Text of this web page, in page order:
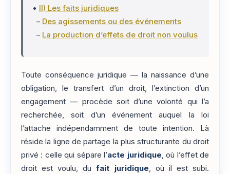
• II) Les faits juridiques
– Des agissements ou des événements
– La production d’effets de droit non voulus
Toute conséquence juridique — la naissance d’une
obligation, le transfert d’un droit, l’extinction d’un
engagement — procède soit d’une volonté qui l’a
recherchée, soit d’un événement auquel la loi
l’attache indépendamment de toute intention. Là
réside la ligne de partage la plus structurante du droit
privé : celle qui sépare l’acte juridique, où l’effet de
droit est voulu, dufait juridique, où il est subi.